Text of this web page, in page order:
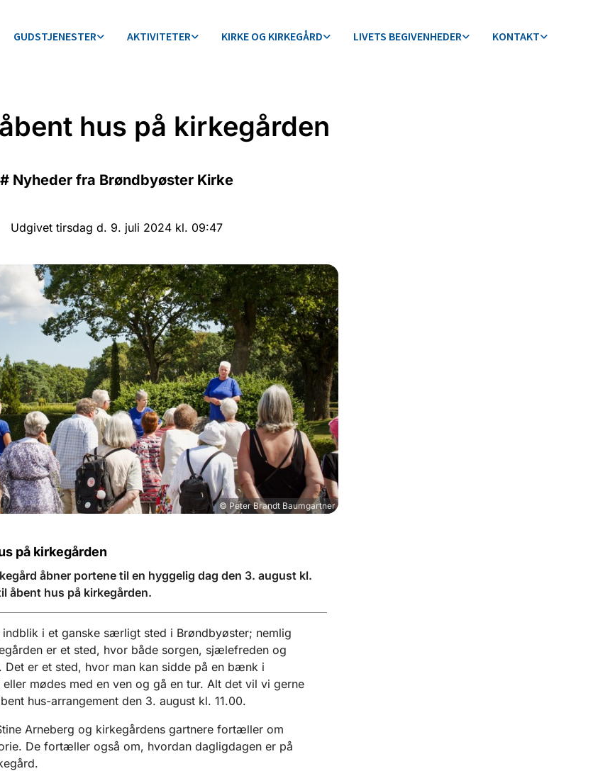
GUDSTJENESTER AKTIVITETER KIRKE OG KIRKEGÅRD LIVETS BEGIVENHEDER KONTAKT
hus på kirkegården
# Nyheder fra Brøndbyøster Kirke
Udgivet tirsdag d. 9. juli 2024 kl. 09:47
© Peter Brandt Baumgartner
på kirkegården
åbner portene til en hyggelig dag den 3. august kl.
åbent hus på kirkegården.
i et ganske særligt sted i Brøndbyøster; nemlig
er et sted, hvor både sorgen, sjælefreden og
Det er et sted, hvor man kan sidde på en bænk i
mødes med en ven og gå en tur. Alt det vil vi gerne
hus-arrangement den 3. august kl. 11.00.
Arneberg og kirkegårdens gartnere fortæller om
De fortæller også om, hvordan dagligdagen er på